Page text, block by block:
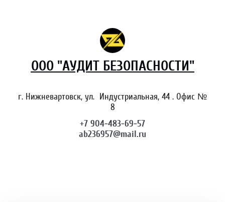
OOO "АУДИТ БЕЗОПАСНОСТИ"
г. Нижневартовск, ул. Индустриальная, 44 . Офис №
8
+7 904-483-69-57
ab236957@mail.ru